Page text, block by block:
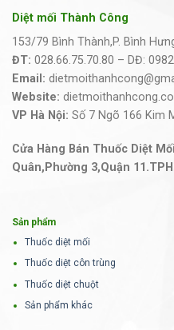
Diệt mối Thành Công
153/79 Bình Thành,P. Bình
ĐT: 028.66.75.70.80 – DĐ:
Email:
Website:
VP Hà Nội: Số 7 Ngõ 166 Kim
Cửa Hàng Bán Thuốc Diệt
Quân,Phường 3,Quận
Sản phẩm
Thuốc diệt mối
Thuốc diệt côn trùng
Thuốc diệt chuột
Sản phẩm khác